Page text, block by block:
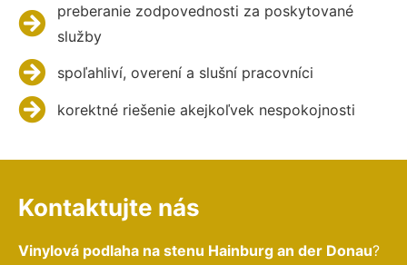
preberanie zodpovednosti za poskytované
služby
spoľahliví, overení a slušní pracovníci
korektné riešenie akejkoľvek nespokojnosti
Kontaktujte nás
Vinylová podlaha na stenu Hainburg an der Donau?